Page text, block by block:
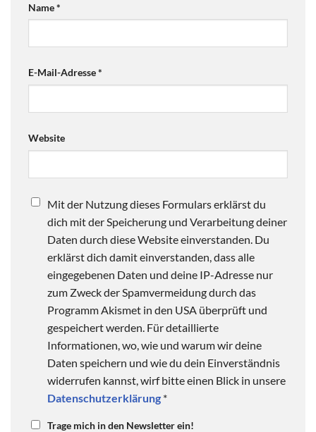
Name*
E-Mail-Adresse*
Website
Mit der Nutzung dieses Formulars erklärst du
dich mit der Speicherung und Verarbeitung deiner
Daten durch diese Website einverstanden. Du
erklärst dich damit einverstanden, dass alle
eingegebenen Daten und deine IP-Adresse nur
zum Zweck der Spamvermeidung durch das
Programm Akismet in den USA überprüft und
gespeichert werden. Für detaillierte
Informationen, wo, wie und warum wir deine
Daten speichern und wie du dein Einverständnis
widerrufen kannst, wirf bitte einen Blick in unsere
Datenschutzerklärung *
Trage mich in den Newsletter ein!